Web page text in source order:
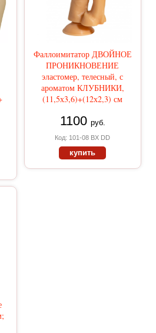
Фаллоимитатор ДВОЙНОЕ
ПРОНИКНОВЕНИЕ
эластомер, телесный, с
ароматом КЛУБНИКИ,
(11,5х3,6)+(12х2,3) см
1100 руб.
Код: 101-08 BX DD
купить